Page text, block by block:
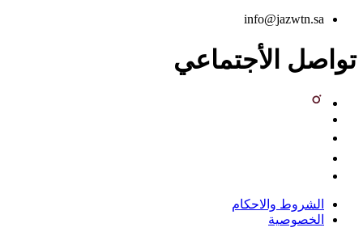
info@jazwtn.sa
تواصل الأجتماعي
الشروط والاحكام
الخصوصية